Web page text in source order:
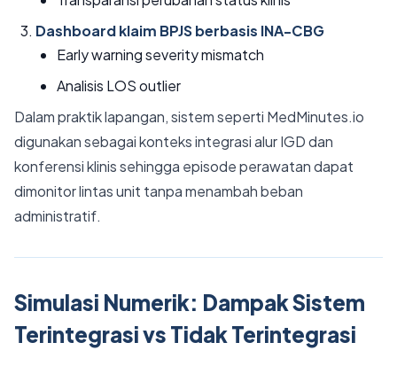
Dashboard klaim BPJS berbasis INA-CBG
Early warning severity mismatch
Analisis LOS outlier
Dalam praktik lapangan, sistem seperti MedMinutes.io
digunakan sebagai konteks integrasi alur IGD dan
konferensi klinis sehingga episode perawatan dapat
dimonitor lintas unit tanpa menambah beban
administratif.
Simulasi Numerik: Dampak Sistem
Terintegrasi vs Tidak Terintegrasi